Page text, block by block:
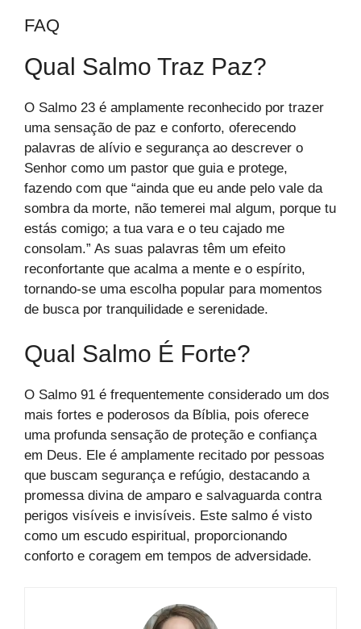
FAQ
Qual Salmo Traz Paz?
O Salmo 23 é amplamente reconhecido por trazer
uma sensação de paz e conforto, oferecendo
palavras de alívio e segurança ao descrever o
Senhor como um pastor que guia e protege,
fazendo com que “ainda que eu ande pelo vale da
sombra da morte, não temerei mal algum, porque tu
estás comigo; a tua vara e o teu cajado me
consolam.” As suas palavras têm um efeito
reconfortante que acalma a mente e o espírito,
tornando-se uma escolha popular para momentos
de busca por tranquilidade e serenidade.
Qual Salmo É Forte?
O Salmo 91 é frequentemente considerado um dos
mais fortes e poderosos da Bíblia, pois oferece
uma profunda sensação de proteção e confiança
em Deus. Ele é amplamente recitado por pessoas
que buscam segurança e refúgio, destacando a
promessa divina de amparo e salvaguarda contra
perigos visíveis e invisíveis. Este salmo é visto
como um escudo espiritual, proporcionando
conforto e coragem em tempos de adversidade.